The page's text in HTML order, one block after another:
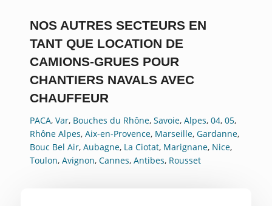
NOS AUTRES SECTEURS EN
TANT QUE LOCATION DE
CAMIONS-GRUES POUR
CHANTIERS NAVALS AVEC
CHAUFFEUR
PACA, Var, Bouches du Rhône, Savoie, Alpes, 04, 05,
Rhône Alpes, Aix-en-Provence, Marseille, Gardanne,
Bouc Bel Air, Aubagne, La Ciotat, Marignane, Nice,
Toulon, Avignon, Cannes, Antibes, Rousset